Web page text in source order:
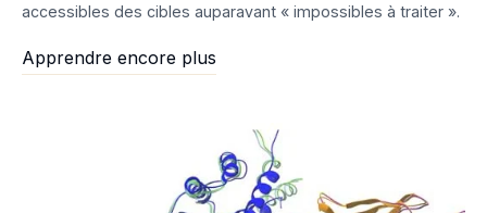
accessibles des cibles auparavant « impossibles à traiter ».
Apprendre encore plus